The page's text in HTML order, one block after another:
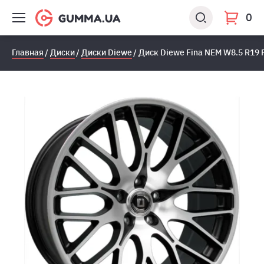
0
Главная Диски Диски Diewe Диск Diewe Fina NEM W8.5 R19